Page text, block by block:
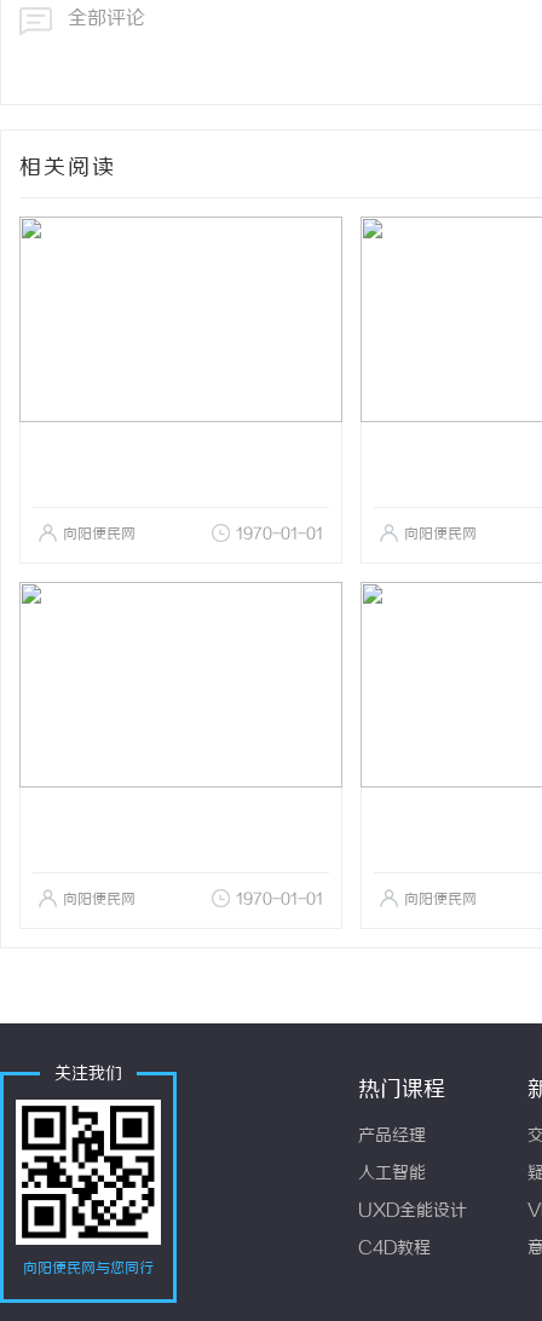
全部评论
相关阅读
向阳便民网 1970-01-01 向阳便民网
向阳便民网 1970-01-01 向阳便民网
关注我们
向阳便民网与您同行
热门课程
产品经理
人工智能
UXD全能设计
C4D教程